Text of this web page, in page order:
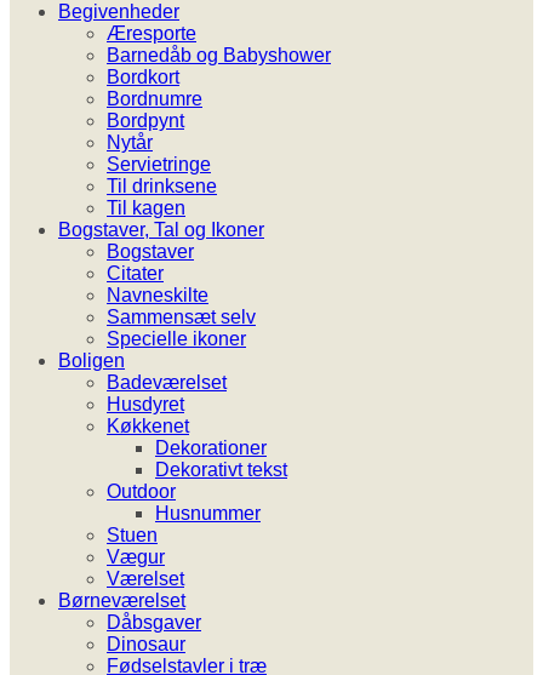
Begivenheder
Æresporte
Barnedåb og Babyshower
Bordkort
Bordnumre
Bordpynt
Nytår
Servietringe
Til drinksene
Til kagen
Bogstaver, Tal og Ikoner
Bogstaver
Citater
Navneskilte
Sammensæt selv
Specielle ikoner
Boligen
Badeværelset
Husdyret
Køkkenet
Dekorationer
Dekorativt tekst
Outdoor
Husnummer
Stuen
Vægur
Værelset
Børneværelset
Dåbsgaver
Dinosaur
Fødselstavler i træ